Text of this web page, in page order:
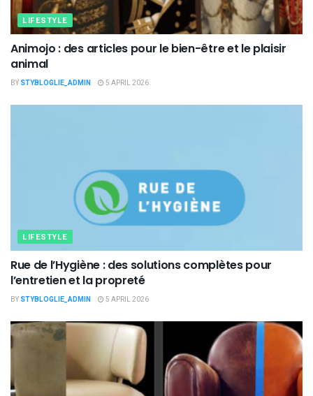
LIFESTYLE
Animojo : des articles pour le bien-être et le plaisir
animal
BY STYBLOGLIE_ADMIN 5 APRIL 2026
LIFESTYLE
Rue de l’Hygiène : des solutions complètes pour
l’entretien et la propreté
BY STYBLOGLIE_ADMIN 5 APRIL 2026